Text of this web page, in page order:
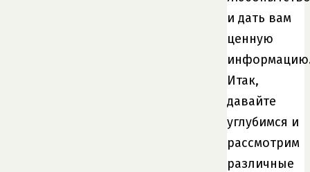
и дать вам
ценную
Итак,
давайте
углубимся и
рассмотрим
различные